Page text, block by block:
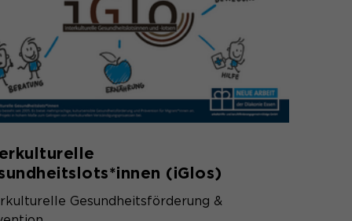
(iGlos)
Gesundheitsförderung &